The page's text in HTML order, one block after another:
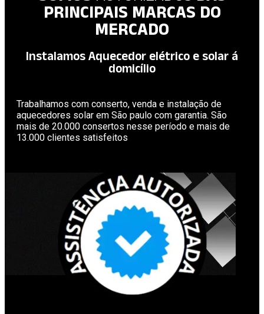
PRINCIPAIS MARCAS DO
MERCADO
Instalamos Aquecedor elétrico e solar á
domicílio
Trabalhamos com conserto, venda e instalação de
aquecedores solar em São paulo com garantia. São
mais de 20.000 consertos nesse período e mais de
13.000 clientes satisfeitos